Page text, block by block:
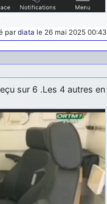
par diata le 26 mai 2025 00:43
sur 6 .Les 4 autres en